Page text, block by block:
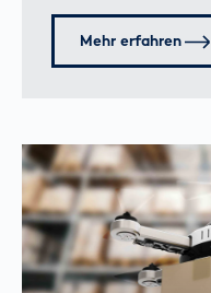
Mehr erfahren